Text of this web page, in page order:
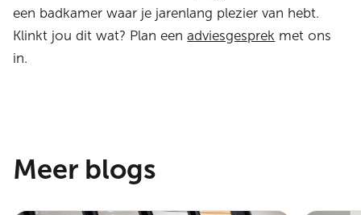
een badkamer waar je jarenlang plezier van hebt.
Klinkt jou dit wat? Plan eenadviesgesprek met ons
in.
Meer blogs